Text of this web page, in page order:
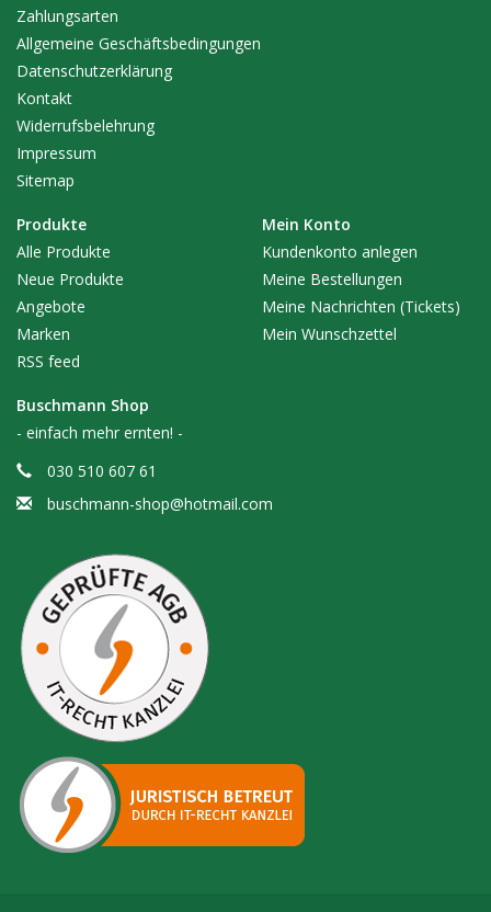
Zahlungsarten
Allgemeine Geschäftsbedingungen
Datenschutzerklärung
Kontakt
Widerrufsbelehrung
Impressum
Sitemap
Produkte
Alle Produkte
Neue Produkte
Angebote
Marken
RSS feed
Mein Konto
Kundenkonto anlegen
Meine Bestellungen
Meine Nachrichten (Tickets)
Mein Wunschzettel
Buschmann Shop
- einfach mehr ernten! -
030 510 607 61
buschmann-shop@hotmail.com